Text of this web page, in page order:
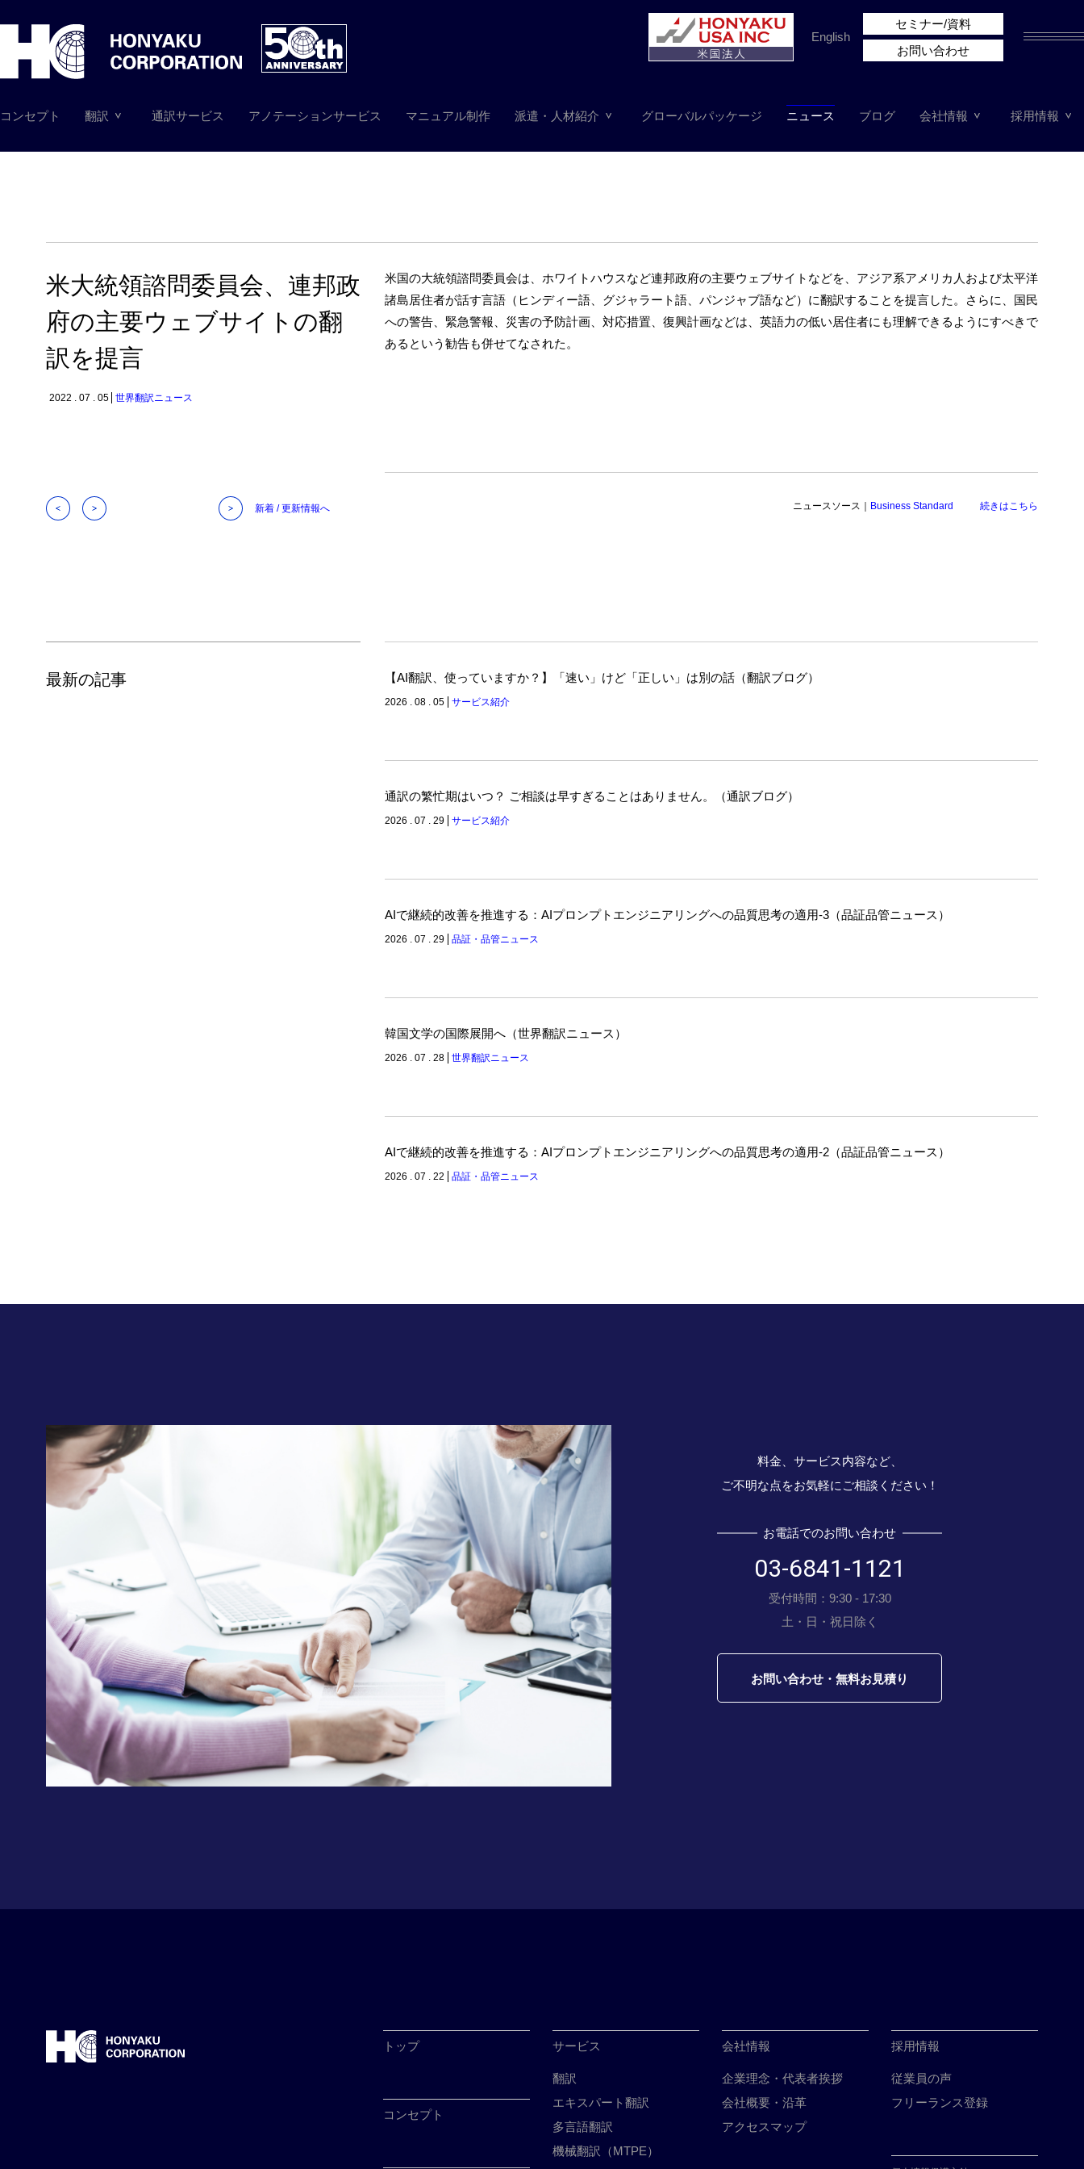
コンセプト 翻訳 通訳サービス アノテーションサービス マニュアル制作 派遣・人材紹介 グローバルパッケージ ニュース ブログ 会社情報 採用情報
English
セミナー/資料
お問い合わせ
米大統領諮問委員会、連邦政
府の主要ウェブサイトの翻
訳を提言
2022 . 07 . 05 世界翻訳ニュース
米国の大統領諮問委員会は、ホワイトハウスなど連邦政府の主要ウェブサイトなどを、アジア系アメリカ人および太平洋
諸島居住者が話す言語（ヒンディー語、グジャラート語、パンジャブ語など）に翻訳することを提言した。さらに、国民
への警告、緊急警報、災害の予防計画、対応措置、復興計画などは、英語力の低い居住者にも理解できるようにすべきで
あるという勧告も併せてなされた。
新着 / 更新情報へ ニュースソース｜ Business Standard 続きはこちら
最新の記事 【AI翻訳、使っていますか？】「速い」けど「正しい」は別の話（翻訳ブログ）
2026 . 08 . 05 サービス紹介
通訳の繁忙期はいつ？ ご相談は早すぎることはありません。（通訳ブログ）
2026 . 07 . 29 サービス紹介
AIで継続的改善を推進する：AIプロンプトエンジニアリングへの品質思考の適用-3（品証品管ニュース）
2026 . 07 . 29 品証・品管ニュース
韓国文学の国際展開へ（世界翻訳ニュース）
2026 . 07 . 28 世界翻訳ニュース
AIで継続的改善を推進する：AIプロンプトエンジニアリングへの品質思考の適用-2（品証品管ニュース）
2026 . 07 . 22 品証・品管ニュース
料金、サービス内容など、
ご不明な点をお気軽にご相談ください！
お電話でのお問い合わせ
03-6841-1121
受付時間：9:30 - 17:30
土・日・祝日除く
お問い合わせ・無料お見積り
トップ
コンセプト
サービス
翻訳
エキスパート翻訳
多言語翻訳
機械翻訳（MTPE）
会社情報
企業理念・代表者挨拶
会社概要・沿革
アクセスマップ
採用情報
従業員の声
フリーランス登録